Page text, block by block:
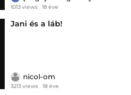
1013 views 18 éve
Jani és a láb!
nicol-om
3213 views 18 éve